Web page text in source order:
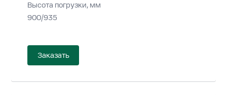
Высота погрузки, мм
900/935
Заказать